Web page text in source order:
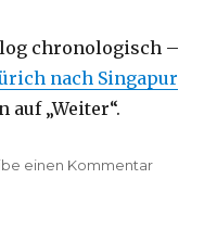
chronologisch –
nach Singapur
„Weiter“.
einen Kommentarzu